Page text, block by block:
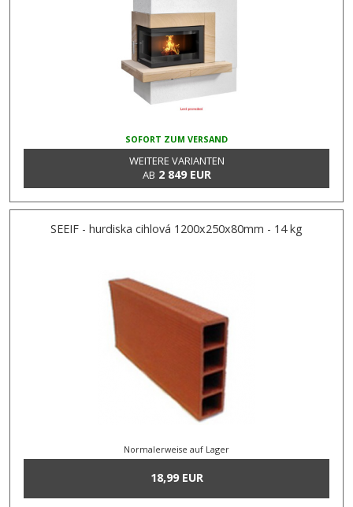
SOFORT ZUM VERSAND
WEITERE VARIANTEN
AB 2 849 EUR
SEEIF - hurdiska cihlová 1200x250x80mm - 14 kg
Normalerweise auf Lager
18,99 EUR